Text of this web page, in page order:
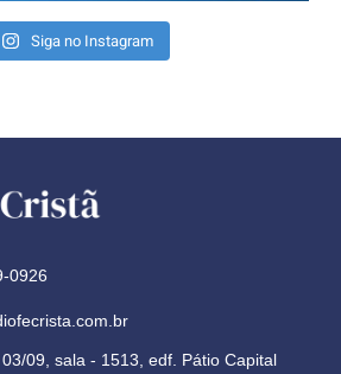
Siga no Instagram
0926
09, sala - 1513, edf. Pátio Capital